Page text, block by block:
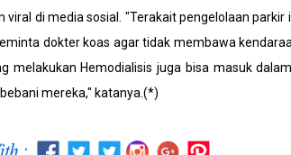
viral di media sosial. "Terakait pengelolaan
dokter koas agar tidak membawa
melakukan Hemodialisis juga bisa masuk
mereka," katanya.(*)